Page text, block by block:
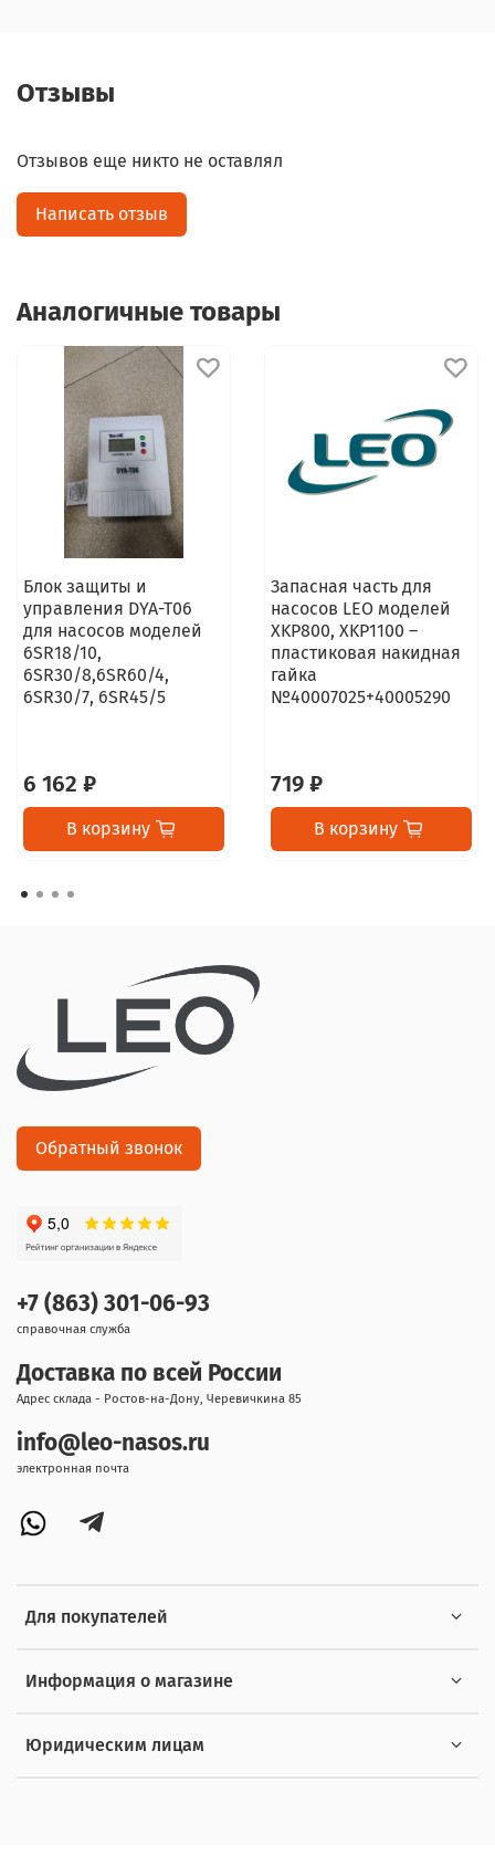
Отзывы
Отзывов еще никто не оставлял
Написать отзыв
Аналогичные товары
Блок защиты и
управления DYA-T06
для насосов моделей
6SR18/10,
6SR30/8,6SR60/4,
6SR30/7, 6SR45/5
6 162 ₽
В корзину
Запасная часть для
насосов LEO моделей
XKP800, XKP1100 –
пластиковая накидная
гайка
№40007025+40005290
719 ₽
В корзину
Для покупателей
Информация о магазине
Юридическим лицам
+7 (863) 301-06-93
справочная служба
Доставка по всей России
Адрес склада - Ростов-на-Дону, Черевичкина 85
info@leo-nasos.ru
электронная почта
Обратный звонок